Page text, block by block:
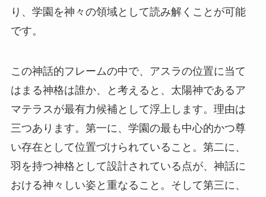
り、学園を神々の領域として読み解くことが可能
です。
この神話的フレームの中で、アスラの位置に当て
はまる神格は誰か、と考えると、太陽神であるア
マテラスが最有力候補として浮上します。理由は
三つあります。第一に、学園の最も中心的かつ尊
い存在として位置づけられていること。第二に、
羽を持つ神格として設計されている点が、神話に
おける神々しい姿と重なること。そして第三に、